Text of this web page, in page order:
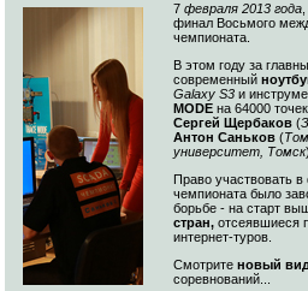
7 февраля 2013 года
финал Восьмого
чемпионата.
В этом году за
современный
Galaxy S3 и
MODE на 64000
Сергей Щербаков (
Антон Саньков (
университет, Томск
Право участвовать
чемпионата было
борьбе - на старт
стран, отсеявшиеся
интернет-туров.
Смотрите новый
соревнований...